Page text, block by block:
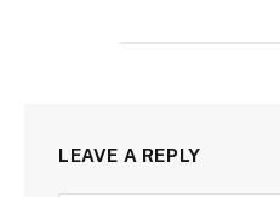
LEAVE A REPLY